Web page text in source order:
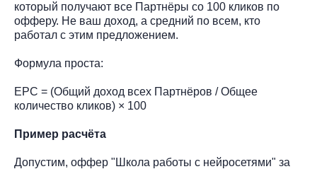
который получают все Партнёры со 100 кликов по
офферу. Не ваш доход, а средний по всем, кто
работал с этим предложением.
Формула проста:
EPC = (Общий доход всех Партнёров / Общее
количество кликов) × 100
Пример расчёта
Допустим, оффер "Школа работы с нейросетями" за